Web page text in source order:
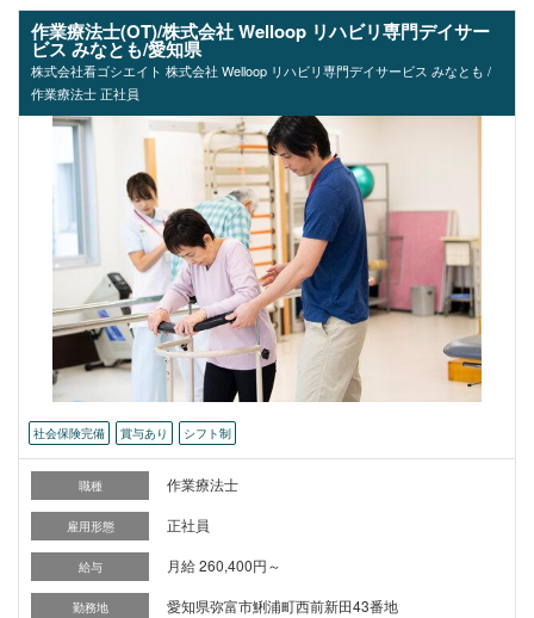
作業療法士(OT)/株式会社 Welloop リハビリ専門デイサー
ビス みなとも/愛知県
株式会社看ゴシエイト 株式会社 Welloop リハビリ専門デイサービス みなとも /
作業療法士 正社員
社会保険完備 賞与あり シフト制
職種 作業療法士
雇用形態 正社員
給与 月給 260,400円～
勤務地 愛知県弥富市鯏浦町西前新田43番地